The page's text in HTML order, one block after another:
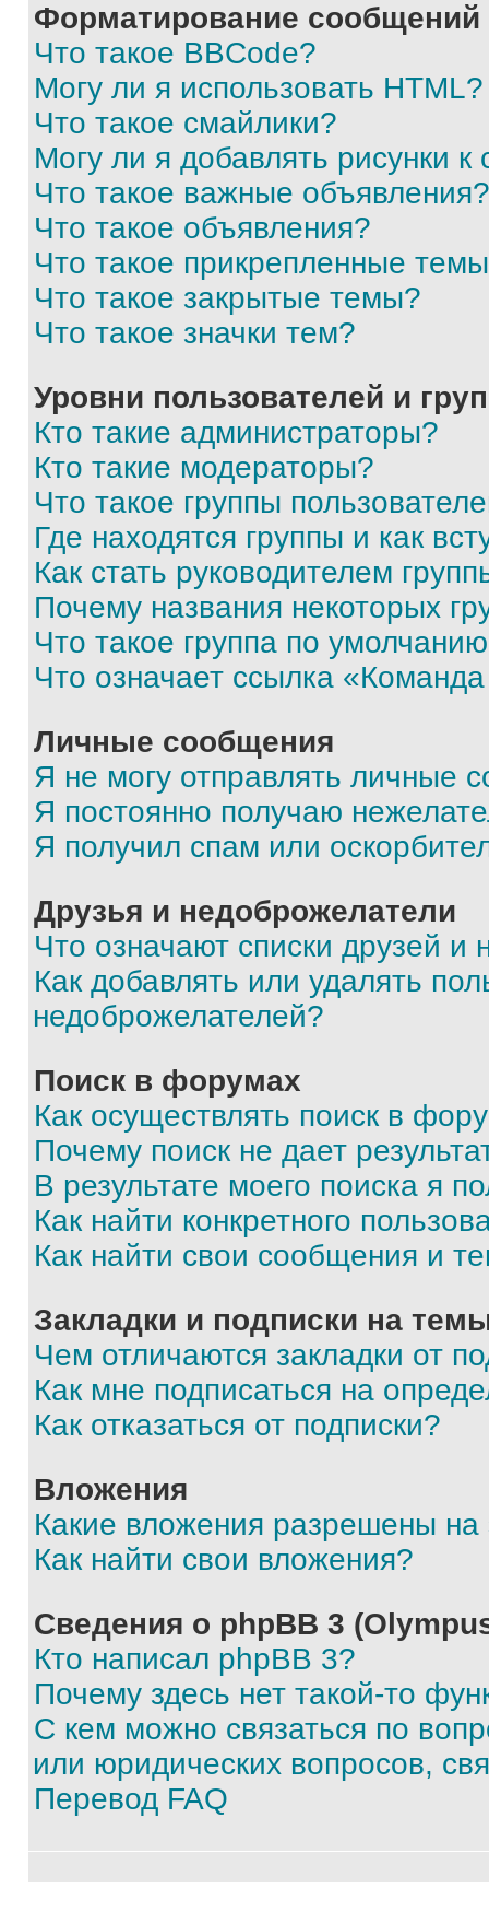
Форматирование
Что такое BBCode?
Могу ли я использовать HTML?
Что такое смайлики?
Могу ли я добавлять рисунки
Что такое важные объявления?
Что такое объявления?
Что такое прикрепленные
Что такое закрытые темы?
Что такое значки тем?
Уровни пользователей и
Кто такие администраторы?
Кто такие модераторы?
Что такое группы
Где находятся группы и как
Как стать руководителем
Почему названия некоторых
Что такое группа по
Что означает ссылка
Личные сообщения
Я не могу отправлять личные
Я постоянно получаю
Я получил спам или
Друзья и недоброжелатели
Что означают списки друзей и
Как добавлять или удалять
недоброжелателей?
Поиск в форумах
Как осуществлять поиск в
Почему поиск не дает
В результате моего поиска я
Как найти конкретного
Как найти свои сообщения и
Закладки и подписки на
Чем отличаются закладки от
Как мне подписаться на
Как отказаться от подписки?
Вложения
Какие вложения разрешены
Как найти свои вложения?
Сведения о phpBB 3
Кто написал phpBB 3?
Почему здесь нет такой-то
С кем можно связаться по
или юридических вопросов,
Перевод FAQ